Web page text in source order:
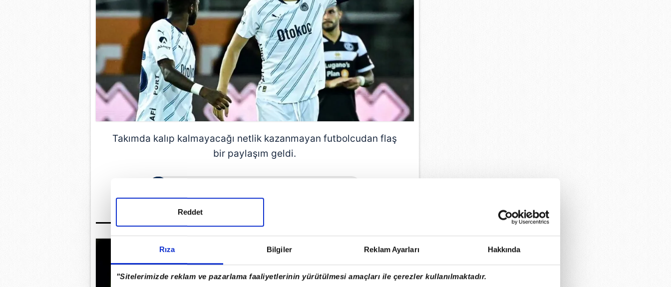
Rıza Bilgiler Reklam Ayarları Hakkında
"Sitelerimizde reklam ve pazarlama faaliyetlerinin yürütülmesi amaçları ile çerezler kullanılmaktadır.
Reddet
Takımda kalıp kalmayacağı netlik kazanmayan futbolcudan flaş
bir paylaşım geldi.